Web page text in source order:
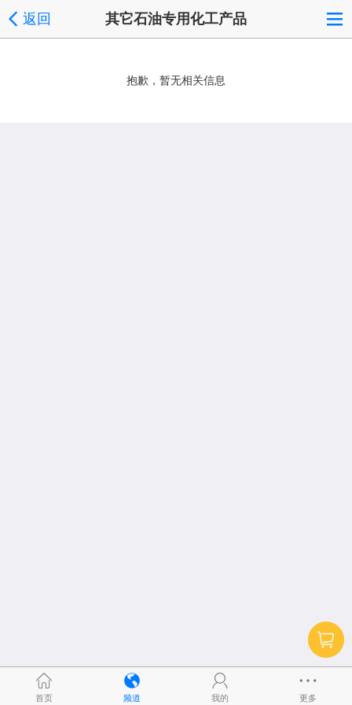
返回 其它石油专用化工产品
抱歉，暂无相关信息
首页 频道 我的 更多